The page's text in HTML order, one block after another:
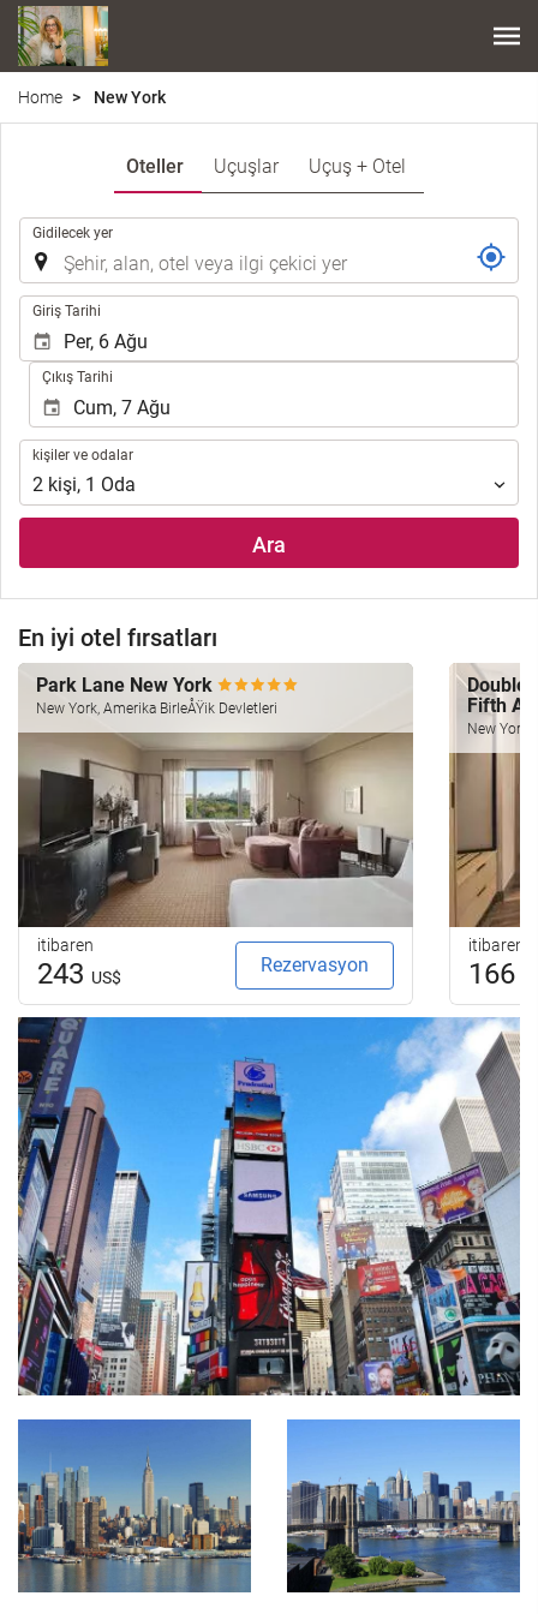
Home New York
Oteller Uçuşlar Uçuş + Otel
Gidilecek yer
Giriş Tarihi
Çıkış Tarihi
kişiler
ve
odalar
kişiler ve odalar
2 kişi, 1 Oda
Ara
En iyi otel fırsatları
Park Lane New York
New York, Amerika BirleÅŸik Devletleri
itibaren
243 US$
Rezervasyon
Fifth
New York,
itibaren
166